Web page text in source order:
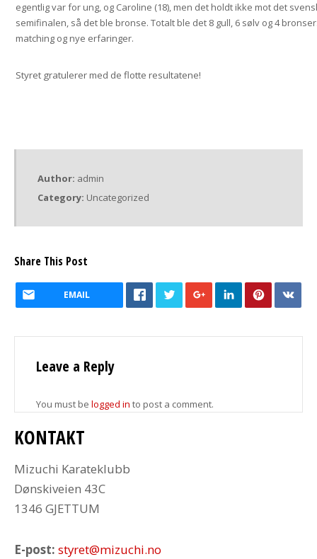
egentlig var for ung, og Caroline (18), men det holdt ikke mot det
semifinalen, så det ble bronse. Totalt ble det 8 gull, 6 sølv og 4
matching og nye erfaringer.
Styret gratulerer med de flotte resultatene!
Author: admin
Category: Uncategorized
Share This Post
EMAIL
Leave a Reply
You must be logged in to post a comment.
KONTAKT
Mizuchi Karateklubb
Dønskiveien 43C
1346 GJETTUM
E-post: styret@mizuchi.no